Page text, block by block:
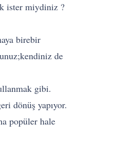
ister miydiniz ?
birebir
de
gibi.
dönüş yapıyor.
popüler hale